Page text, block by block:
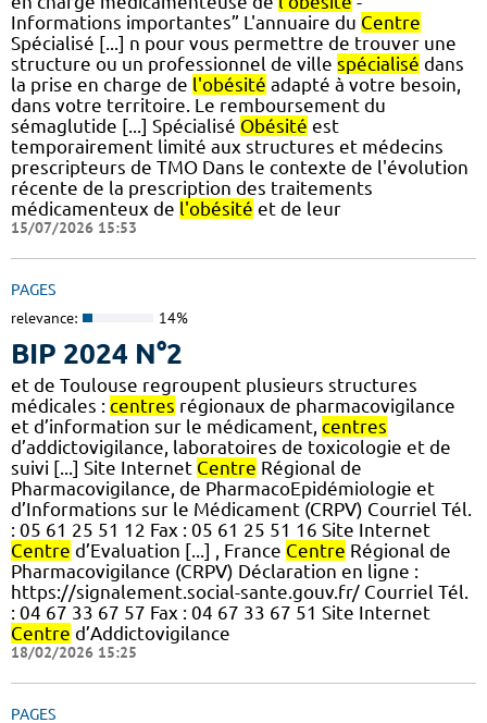
Informations importantes” L'annuaire du Centre
Spécialisé [...] n pour vous permettre de trouver une
structure ou un professionnel de ville spécialisé dans
la prise en charge de l'obésité adapté à votre besoin,
dans votre territoire. Le remboursement du
sémaglutide [...] Spécialisé Obésité est
temporairement limité aux structures et médecins
prescripteurs de TMO Dans le contexte de l'évolution
récente de la prescription des traitements
médicamenteux de l'obésité et de leur
15/07/2026 15:53
PAGES
relevance: 14%
BIP 2024 N°2
et de Toulouse regroupent plusieurs structures
médicales : centres régionaux de pharmacovigilance
et d’information sur le médicament, centres
d’addictovigilance, laboratoires de toxicologie et de
suivi [...] Site Internet Centre Régional de
Pharmacovigilance, de PharmacoEpidémiologie et
d’Informations sur le Médicament (CRPV) Courriel Tél.
: 05 61 25 51 12 Fax : 05 61 25 51 16 Site Internet
Centre d’Evaluation [...] , France Centre Régional de
Pharmacovigilance (CRPV) Déclaration en ligne :
https://signalement.social-sante.gouv.fr/ Courriel Tél.
: 04 67 33 67 57 Fax : 04 67 33 67 51 Site Internet
Centre d’Addictovigilance
18/02/2026 15:25
PAGES